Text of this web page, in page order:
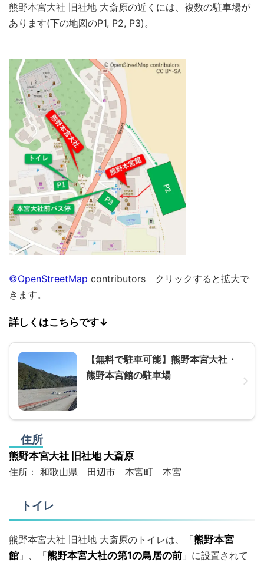
熊野本宮大社 旧社地 大斎原の近くには、複数の駐車場が
あります(下の地図のP1, P2, P3)。
©OpenStreetMap contributors クリックすると拡大で
きます。
詳しくはこちらです↓
【無料で駐車可能】熊野本宮大社・
熊野本宮館の駐車場
住所
熊野本宮大社 旧社地 大斎原
住所： 和歌山県 田辺市 本宮町 本宮
トイレ
熊野本宮大社 旧社地 大斎原のトイレは、「熊野本宮
館 」、「熊野本宮大社の第1の鳥居の前 」に設置されて